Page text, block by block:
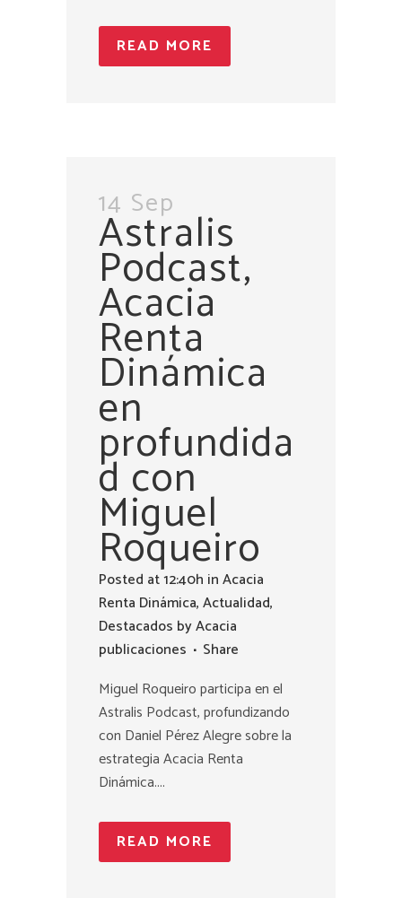
READ MORE
14 Sep
Astralis
Podcast,
Acacia
Renta
Dinámica
en
profundida
d con
Miguel
Roqueiro
Posted at 12:40h inAcacia
Renta Dinámica,Actualidad,
Destacados byAcacia
publicaciones
Share
Miguel Roqueiro participa en el
Astralis Podcast, profundizando
con Daniel Pérez Alegre sobre la
estrategia Acacia Renta
Dinámica....
READ MORE